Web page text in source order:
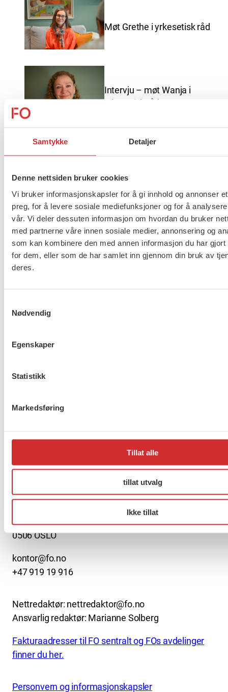
Samtykke Detaljer
Denne nettsiden bruker cookies
Vi bruker informasjonskapsler for å gi innhold og annonser
preg, for å levere sosiale mediefunksjoner og for å
vår. Vi deler dessuten informasjon om hvordan du bruker
med partnerne våre innen sosiale medier, annonsering og
som kan kombinere den med annen informasjon du har gjort
for dem, eller som de har samlet inn gjennom din bruk av
deres.
Nødvendig
Egenskaper
Statistikk
Markedsføring
Tillat alle
tillat utvalg
Ikke tillat
Møt Grethe i yrkesetisk råd
Intervju – møt Wanja i
yrkesetisk råd
Brudd i lønnsoppgjøret for
ansatte innen barnevern,
omsorg og asylmottak (NHO
453)
About us (English)
FO (Fellesorganisasjonen)
Pb. 4693 Sofienberg
0506 OSLO
kontor@fo.no
+47 919 19 916
Nettredaktør: nettredaktor@fo.no
Ansvarlig redaktør: Marianne Solberg
Fakturaadresser til FO sentralt og FOs avdelinger
finner du her.
Personvern og informasjonskapsler